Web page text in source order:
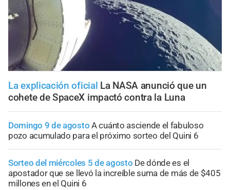
La explicación oficial La NASA anunció que un
cohete de SpaceX impactó contra la Luna
Domingo 9 de agosto A cuánto asciende el fabuloso
pozo acumulado para el próximo sorteo del Quini 6
Sorteo del miércoles 5 de agosto De dónde es el
apostador que se llevó la increíble suma de más de $405
millones en el Quini 6